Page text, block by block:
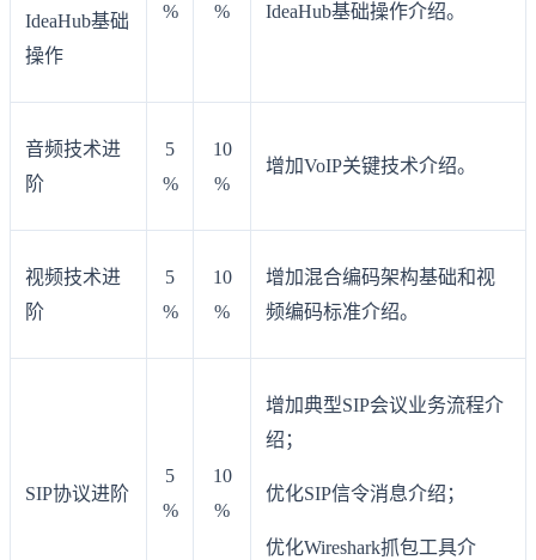
IdeaHub基础
操作
%
%
IdeaHub基础操作介绍。
音频技术进
阶
5
%
10
%
增加VoIP关键技术介绍。
视频技术进
阶
5
%
10
%
增加混合编码架构基础和视
频编码标准介绍。
SIP协议进阶
5
%
10
%
增加典型SIP会议业务流程介
绍；
优化SIP信令消息介绍；
优化Wireshark抓包工具介